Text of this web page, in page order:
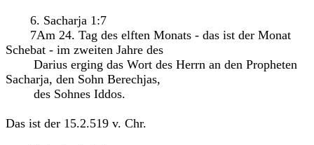
6. Sacharja 1:7
7Am 24. Tag des elften Monats - das ist der Monat
Schebat - im zweiten Jahre des
Darius erging das Wort des Herrn an den Propheten
Sacharja, den Sohn Berechjas,
des Sohnes Iddos.
Das ist der 15.2.519 v. Chr.